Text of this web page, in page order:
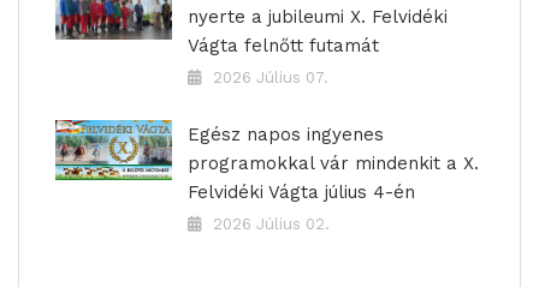
nyerte a jubileumi X. Felvidéki
Vágta felnőtt futamát
2026 Július 07.
Egész napos ingyenes
programokkal vár mindenkit a X.
Felvidéki Vágta július 4-én
2026 Július 02.